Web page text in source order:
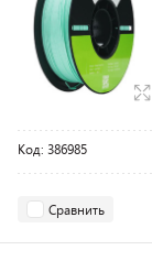
Код: 386985
Сравнить